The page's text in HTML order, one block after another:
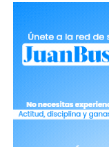
¡Adiós
naturales
impacto